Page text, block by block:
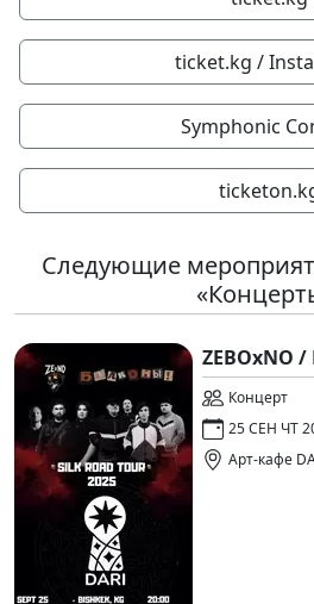
ticket.kg /
Symphonic
Следующие
ZEBOxNO
Концерт
25 СЕН ЧТ
Арт-кафе